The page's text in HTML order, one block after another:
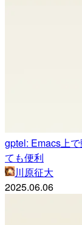
gptel: Emacs上
ても便利
川原征大
2025.06.06